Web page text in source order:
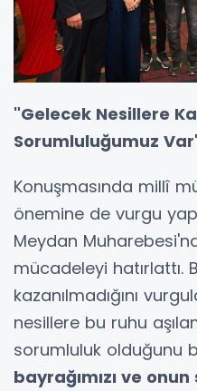
"Gelecek Nesillere
Sorumluluğumuz
Konuşmasında millî
önemine de vurgu
Meydan
mücadeleyi hatırlattı.
kazanılmadığını
nesillere bu ruhu
sorumluluk olduğunu
bayrağımızı ve